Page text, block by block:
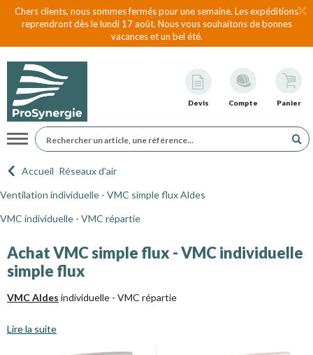
Chers clients, nous sommes fermés pour une semaine. Les expéditions
reprendront dès le lundi 17 août. Nous vous souhaitons de bonnes
vacances et un bel été.
Devis Compte Panier
Navigation
Accueil Réseaux d'air
Ventilation individuelle - VMC simple flux Aldes
VMC individuelle - VMC répartie
Achat VMC simple flux - VMC individuelle
simple flux
VMC Aldes individuelle - VMC répartie
Lire la suite